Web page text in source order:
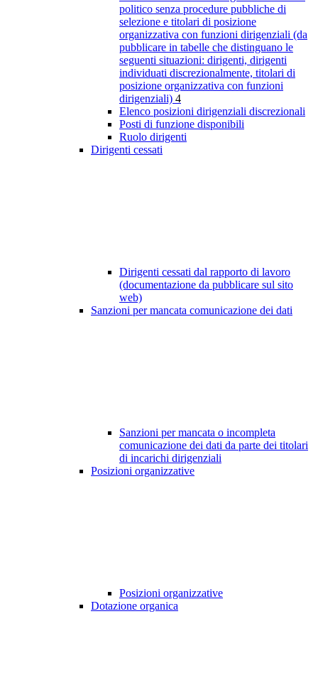
politico senza procedure pubbliche di
selezione e titolari di posizione
organizzativa con funzioni dirigenziali (da
pubblicare in tabelle che distinguano le
seguenti situazioni: dirigenti, dirigenti
individuati discrezionalmente, titolari di
posizione organizzativa con funzioni
dirigenziali) 4
Elenco posizioni dirigenziali discrezionali
Posti di funzione disponibili
Ruolo dirigenti
Dirigenti cessati
Dirigenti cessati dal rapporto di lavoro
(documentazione da pubblicare sul sito
web)
Sanzioni per mancata comunicazione dei dati
Sanzioni per mancata o incompleta
comunicazione dei dati da parte dei titolari
di incarichi dirigenziali
Posizioni organizzative
Posizioni organizzative
Dotazione organica